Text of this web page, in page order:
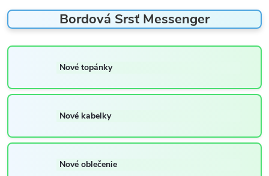
Bordová Srsť Messenger
Nové topánky
Nové kabelky
Nové oblečenie